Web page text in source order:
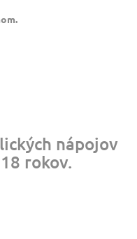
nápojov
rokov.